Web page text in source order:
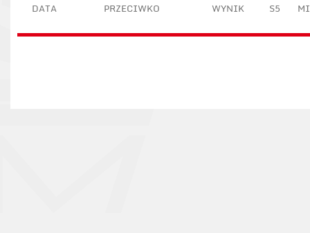
DATA PRZECIWKO WYNIK S5